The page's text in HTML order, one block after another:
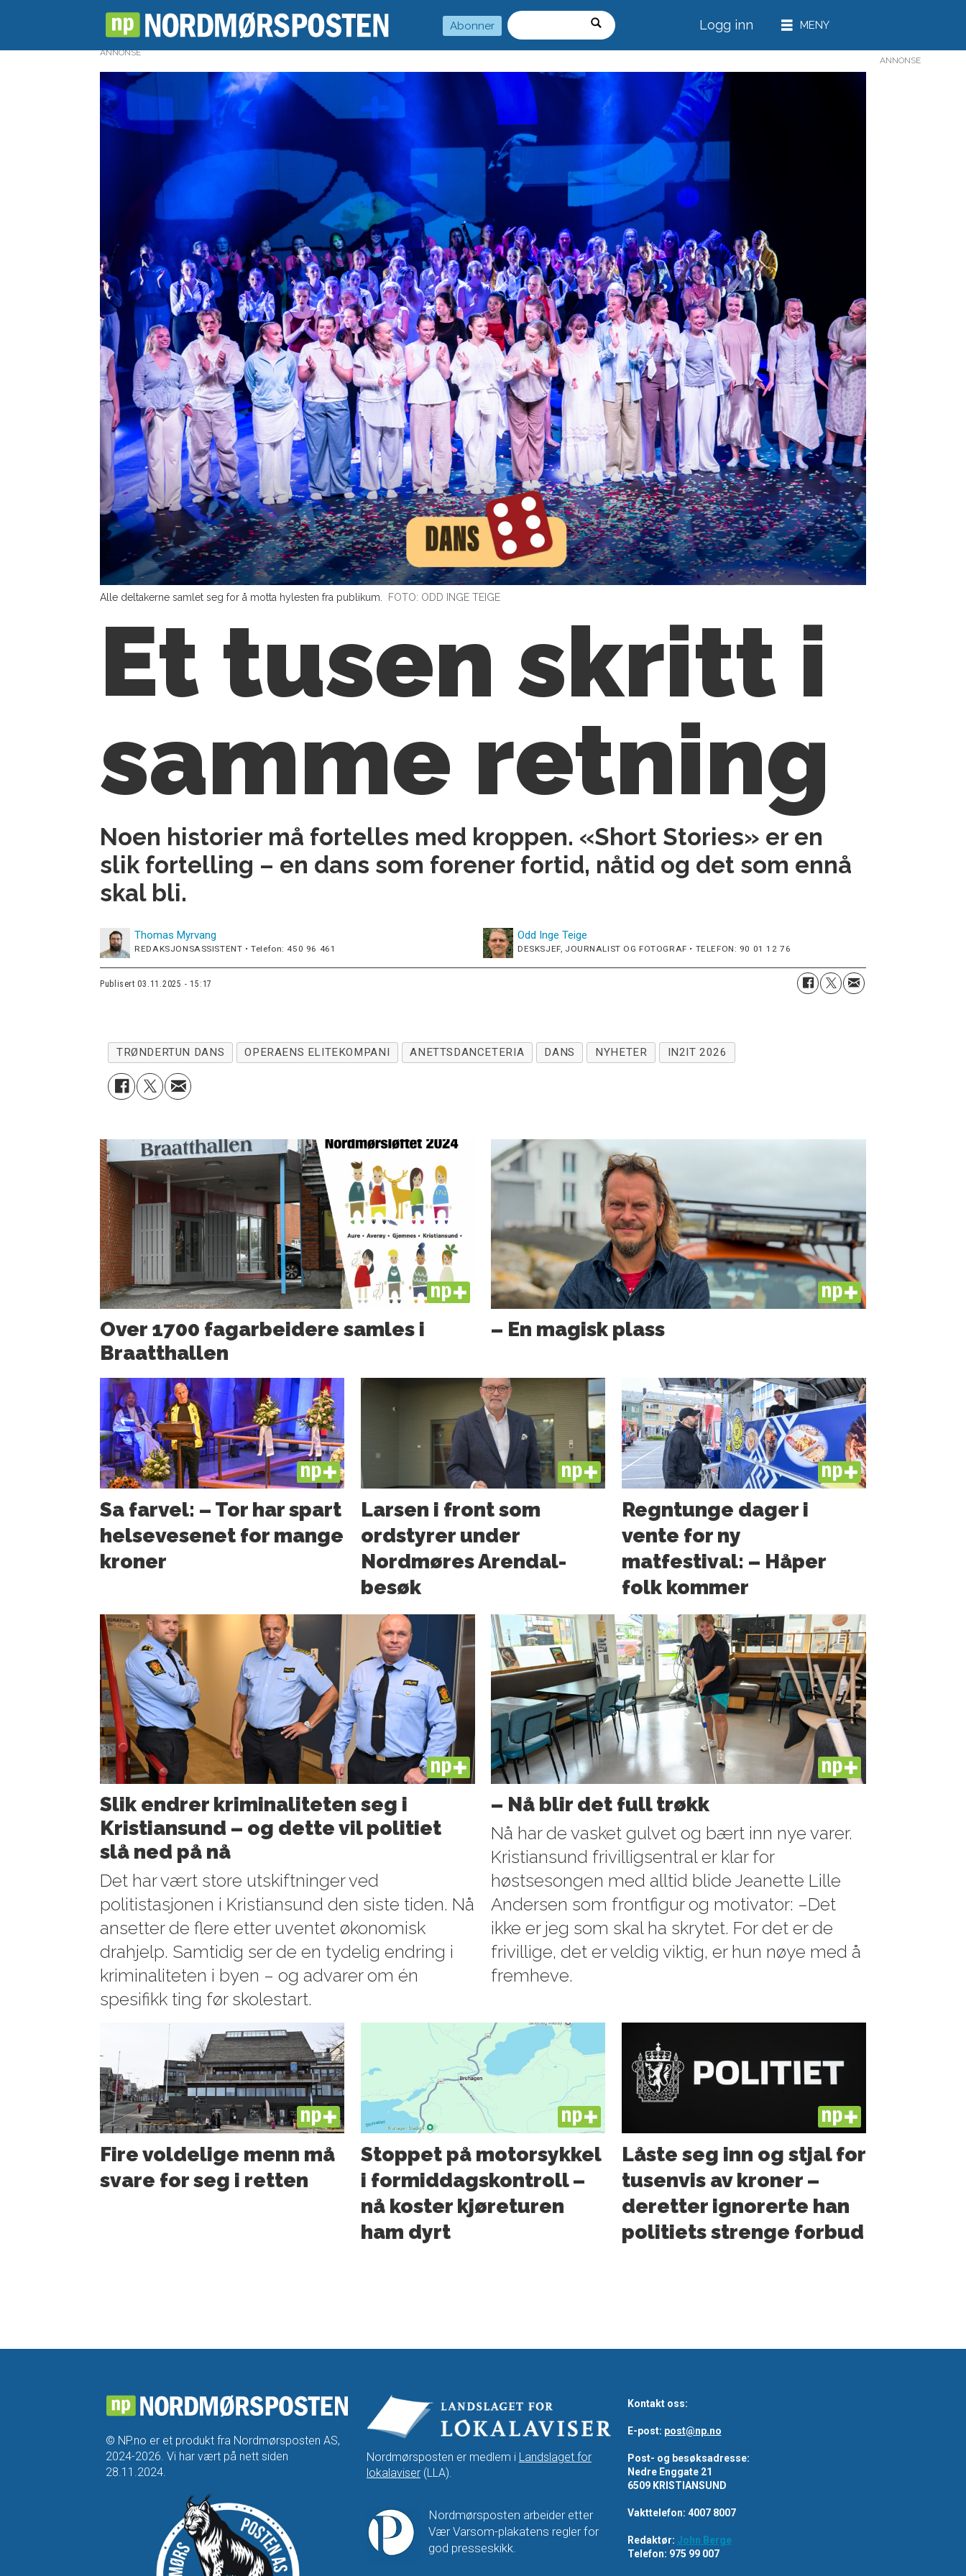
Abonner
Søk
Logg inn
ANNONSE
Alle deltakerne samlet seg for å motta hylesten fra publikum. FOTO: ODD INGE TEIGE
Et tusen skritt i
samme retning
Noen historier må fortelles med kroppen. «Short Stories» er en
slik fortelling – en dans som forener fortid, nåtid og det som ennå
skal bli.
Thomas Myrvang
REDAKSJONSASSISTENT • Telefon: 450 96 461
Odd Inge Teige
DESKSJEF, JOURNALIST OG FOTOGRAF • TELEFON: 90 01 12 76
Publisert 03.11.2025 - 15:17
TRØNDERTUN DANS OPERAENS ELITEKOMPANI ANETTSDANCETERIA DANS NYHETER IN2IT 2026
PLUS
Over 1700 fagarbeidere samles i
Braatthallen
PLUS
– En magisk plass
PLUS
Sa farvel: – Tor har spart
helsevesenet for mange
kroner
PLUS
Larsen i front som
ordstyrer under
Nordmøres Arendal-
besøk
PLUS
Regntunge dager i
vente for ny
matfestival: – Håper
folk kommer
PLUS
Slik endrer kriminaliteten seg i
Kristiansund – og dette vil politiet
slå ned på nå
Det har vært store utskiftninger ved
politistasjonen i Kristiansund den siste tiden. Nå
ansetter de flere etter uventet økonomisk
drahjelp. Samtidig ser de en tydelig endring i
kriminaliteten i byen – og advarer om én
spesifikk ting før skolestart.
PLUS
– Nå blir det full trøkk
Nå har de vasket gulvet og bært inn nye varer.
Kristiansund frivilligsentral er klar for
høstsesongen med alltid blide Jeanette Lille
Andersen som frontfigur og motivator: –Det
ikke er jeg som skal ha skrytet. For det er de
frivillige, det er veldig viktig, er hun nøye med å
fremheve.
PLUS
Fire voldelige menn må
svare for seg i retten
PLUS
Stoppet på motorsykkel
i formiddagskontroll –
nå koster kjøreturen
ham dyrt
PLUS
Låste seg inn og stjal for
tusenvis av kroner –
deretter ignorerte han
politiets strenge forbud
ANNONSE
© NP.no er et produkt fra Nordmørsposten AS,
2024-2026. Vi har vært på nett siden
28.11.2024.
Nordmørsposten er medlem i Landslaget for
lokalaviser(LLA).
Nordmørsposten arbeider etter
Vær Varsom-plakatens regler for
god presseskikk.
Kontakt oss:
E-post: post@np.no
Post- og besøksadresse:
Nedre Enggate 21
6509 KRISTIANSUND
Vakttelefon: 4007 8007
Redaktør: John Berge
Telefon: 975 99 007